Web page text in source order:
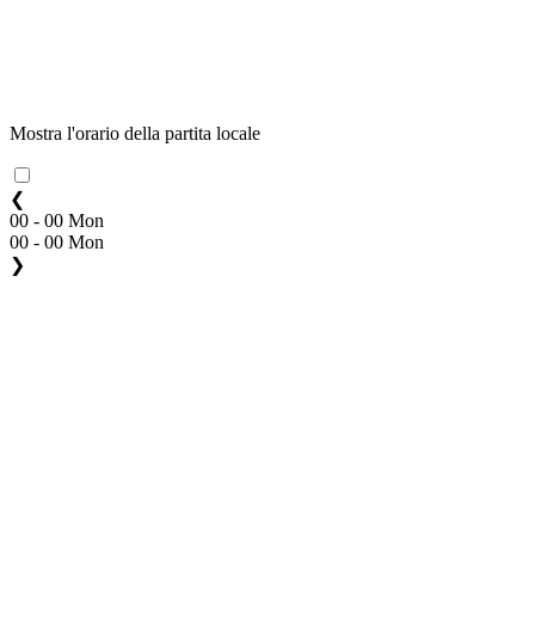
Mostra l'orario della partita locale
❮
00 - 00 Mon
00 - 00 Mon
❯